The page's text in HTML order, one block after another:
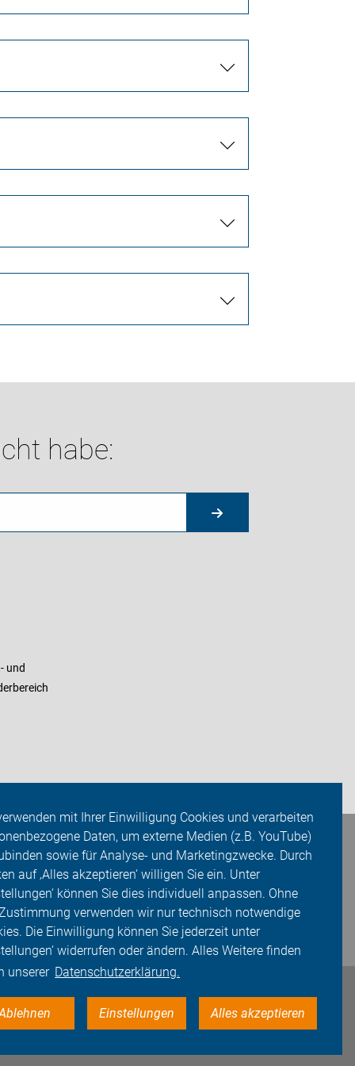
mit Ihrer Einwilligung Cookies und verarbeiten
Daten, um externe Medien (z.B. YouTube)
sowie für Analyse- und Marketingzwecke. Durch
auf ‚Alles akzeptieren‘ willigen Sie ein. Unter
können Sie dies individuell anpassen. Ohne
verwenden wir nur technisch notwendige
Die Einwilligung können Sie jederzeit unter
widerrufen oder ändern. Alles Weitere finden
unserer Datenschutzerklärung.
Einstellungen Alles akzeptieren
habe:
und